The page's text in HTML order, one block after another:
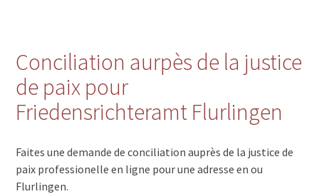
Conciliation aurpès de la justice
de paix pour
Friedensrichteramt Flurlingen
Faites une demande de conciliation auprès de la justice de
paix professionelle en ligne pour une adresse en ou
Flurlingen.